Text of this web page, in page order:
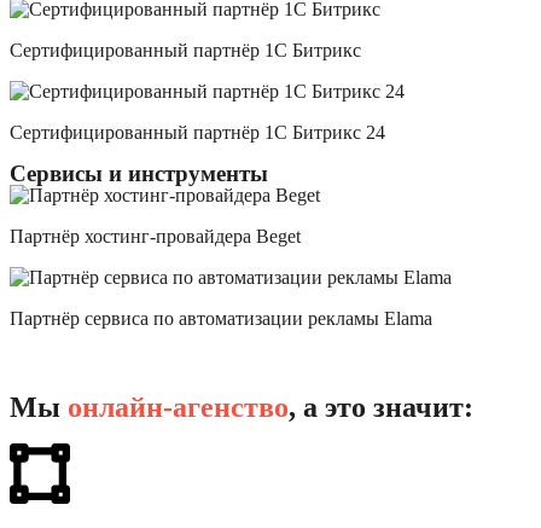
Сертифицированный партнёр 1С Битрикс
Сертифицированный партнёр 1С Битрикс 24
Сервисы и инструменты
Партнёр хостинг-провайдера Beget
Партнёр сервиса по автоматизации рекламы Elama
Мы онлайн-агенство, а это значит: